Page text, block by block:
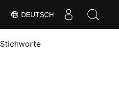
DEUTSCH
Stichworte